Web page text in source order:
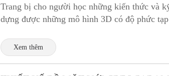
Trang bị cho người học những kiến thức và
dựng được những mô hình 3D có độ phức
Xem thêm